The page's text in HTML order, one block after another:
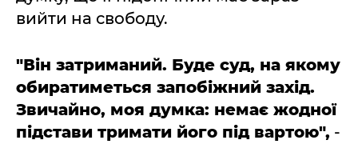
вийти на свободу.
"Він затриманий. Буде суд, на якому
обиратиметься запобіжний захід.
Звичайно, моя думка: немає жодної
підстави тримати його під вартою", -